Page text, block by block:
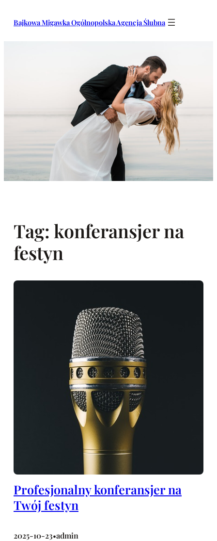
Bajkowa Migawka Ogólnopolska Agencja Ślubna
Tag: konferansjer na
festyn
Profesjonalny konferansjer na
Twój festyn
2025-10-23•admin